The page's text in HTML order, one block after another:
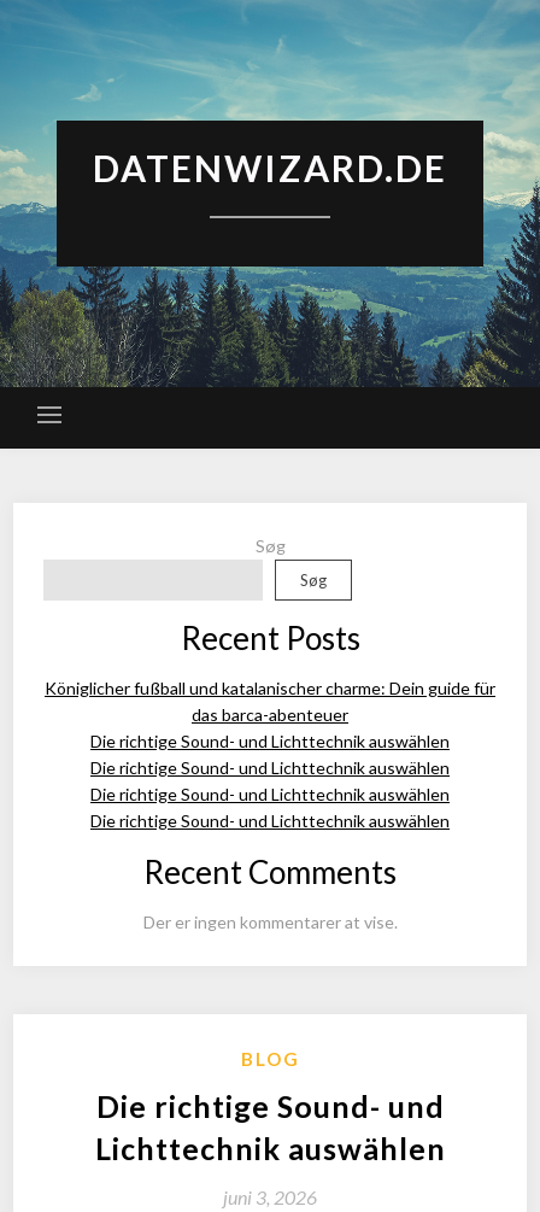
DATENWIZARD.DE
Søg
Søg
Recent Posts
Königlicher fußball und katalanischer charme: Dein guide für
das barca-abenteuer
Die richtige Sound- und Lichttechnik auswählen
Die richtige Sound- und Lichttechnik auswählen
Die richtige Sound- und Lichttechnik auswählen
Die richtige Sound- und Lichttechnik auswählen
Recent Comments
Der er ingen kommentarer at vise.
BLOG
Die richtige Sound- und
Lichttechnik auswählen
juni 3, 2026